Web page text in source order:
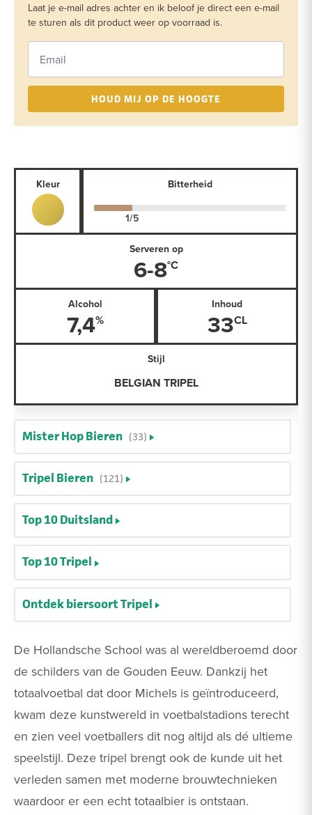
Laat je e-mail adres achter en ik beloof je direct een e-mail
te sturen als dit product weer op voorraad is.
HOUD MIJ OP DE HOOGTE
De Hollandsche School was al wereldberoemd door
de schilders van de Gouden Eeuw. Dankzij het
totaalvoetbal dat door Michels is geïntroduceerd,
kwam deze kunstwereld in voetbalstadions terecht
en zien veel voetballers dit nog altijd als dé ultieme
speelstijl. Deze tripel brengt ook de kunde uit het
verleden samen met moderne brouwtechnieken
waardoor er een echt totaalbier is ontstaan.
Kleur Bitterheid
Serveren op
6-8
Alcohol
7,4
Inhoud
33
Stijl
BELGIAN TRIPEL
Mister Hop Bieren (33)
Tripel Bieren (121)
Top 10 Duitsland
Top 10 Tripel
Ontdek biersoort Tripel